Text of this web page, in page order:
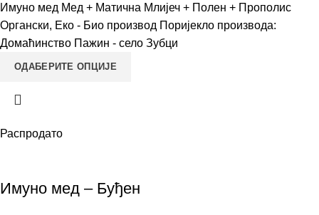
Имуно мед Мед + Матична Млијеч + Полен + Прополис
Органски, Еко - Био производ Поријекло производа:
Домаћинство Пажин - село Зубци
ОДАБЕРИТЕ ОПЦИЈЕ
Распродато
Имуно мед – Буђен